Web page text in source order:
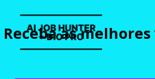
Receba as